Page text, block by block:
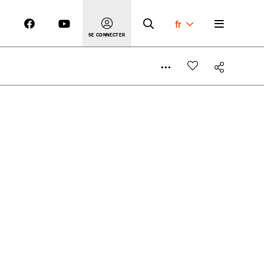
SE CONNECTER
fr
le prix qu’il estime juste. Dans l’objectif de rendre